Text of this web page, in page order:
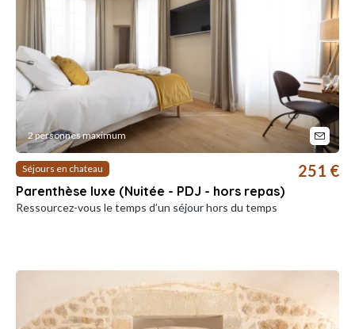
2 personnes maximum
Séjours en chateau
Parenthèse luxe (Nuitée - PDJ - hors repas)
251 €
Ressourcez-vous le temps d’un séjour hors du temps